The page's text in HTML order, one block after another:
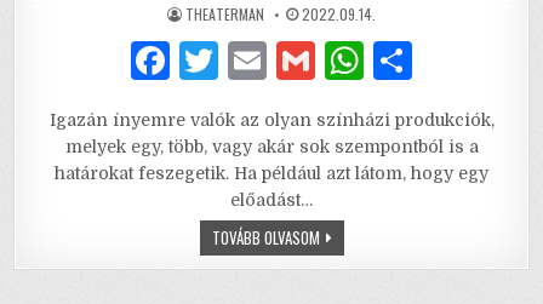
AUTHOR:
THEATERMAN PUBLISHED
DATE:
2022.09.14.
F
c
e
b
T
it
te
r
E
ai
l
G
ai
l
W
at
s
ar
e
Igazán ínyemre valók az olyan színházi produkciók,
melyek egy, több, vagy akár sok szempontból is a
határokat feszegetik. Ha például azt látom, hogy egy
előadást…
TOVÁBB OLVASOMÜVEGFAL
–
SZERELEM